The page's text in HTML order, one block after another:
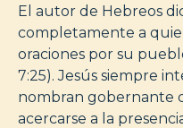
El autor de Hebreos
completamente a
oraciones por su
7:25). Jesús siempre
nombran gobernante
acercarse a la